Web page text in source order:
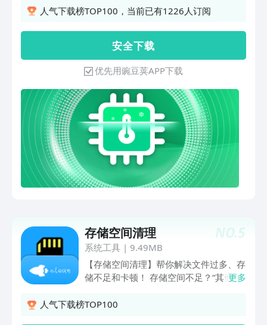
时候手机烫手了。同时我们还有充电加速
人气下载榜TOP100，当前已有1226人订阅
安 全 下 载
优先用豌豆荚APP下载
NO.5
存储空间清理
系统工具| 9.49MB
【存储空间清理】帮你解决文件过多、存
储不足和卡顿！ 存储空间不足？“其他”文
所有存储不足的问题。还能自定义规则，
更多
人气下载榜TOP100